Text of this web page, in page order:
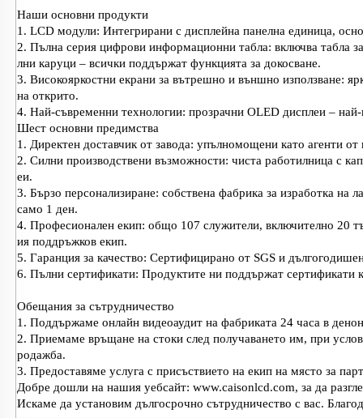
Наши основни продукти
1. LCD модули: Интегрирани с дисплейна панелна единица,
2. Пълна серия цифрови информационни табла: включва табла
лни каруци – всички поддържат функцията за докосване.
3. Високояркостни екрани за вътрешно и външно използване:
на открито.
4. Най-съвременни технологии: прозрачни OLED дисплеи –
Шест основни предимства
1. Директен доставчик от завода: упълномощени като агенти
2. Силни производствени възможности: чиста работилница с
еи.
3. Бързо персонализиране: собствена фабрика за изработка на
само 1 ден.
4. Професионален екип: общо 107 служители, включително 20
ия поддръжков екип.
5. Гаранция за качество: Сертифицирано от SGS и
6. Пълни сертификати: Продуктите ни поддържат
Обещания за сътрудничество
1. Поддържаме онлайн видеоаудит на фабриката 24 часа в
2. Приемаме връщане на стоки след получаването им, при
родажба.
3. Предоставяме услуга с присъствието на екип на място за
Добре дошли на нашия уебсайт: www.caisonlcd.com, за да
Искаме да установим дългосрочно сътрудничество с вас.